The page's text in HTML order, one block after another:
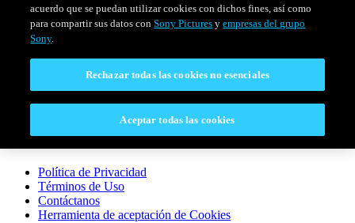
Venezuela
LEGAL
Política de Privacidad
Términos de Uso
Contáctanos
Herramienta de aceptación de Cookies
acuerdo que se puedan utilizar cookies con dichos fines, así como
para compartir sus datos conSony Pictures yempresas del grupo
Sony.
Rechazar todas las cookies no esenciales
Aceptar todas las cookies